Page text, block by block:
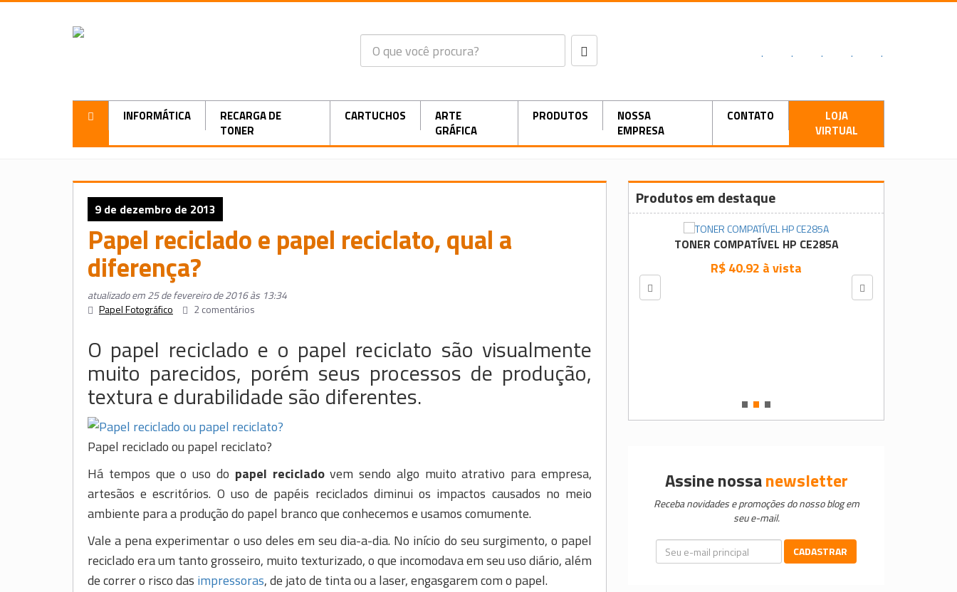
. . . . .
INFORMÁTICA
RECARGA DE
TONER
CARTUCHOS
ARTE
GRÁFICA
PRODUTOS
NOSSA
EMPRESA
CONTATO
LOJA
VIRTUAL
9 de dezembro de 2013
Papel reciclado e papel reciclato, qual a
diferença?
atualizado em 25 de fevereiro de 2016 às 13:34
Papel Fotográfico
2 comentários
O papel reciclado e o papel reciclato são visualmente
muito parecidos, porém seus processos de produção,
textura e durabilidade são diferentes.
Papel reciclado ou papel reciclato?
Há tempos que o uso do papel recicladovem sendo algo muito atrativo para empresa,
artesãos e escritórios. O uso de papéis reciclados diminui os impactos causados no meio
ambiente para a produção do papel branco que conhecemos e usamos comumente.
Vale a pena experimentar o uso deles em seu dia-a-dia. No início do seu surgimento, o papel
reciclado era um tanto grosseiro, muito texturizado, o que incomodava em seu uso diário, além
de correr o risco das impressoras, de jato de tinta ou a laser, engasgarem com o papel.
Produtos em destaque
TONER COMPATÍVEL HP CE285A
R$ 40.92 à vista
•••
Assine nossanewsletter
Receba novidades e promoções do nosso blog em
seu e-mail.
CADASTRAR